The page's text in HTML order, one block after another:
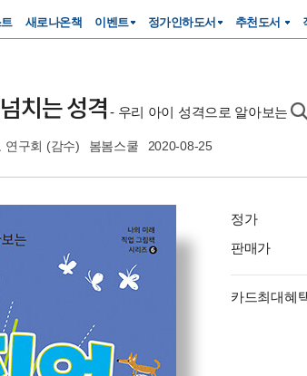
새로나온책 이벤트 정가인하도서 추천도서
치는 성격 - 우리 아이 성격으로 알아보는
연구회 (감수) 봄봄스쿨 2020-08-25
정가
판매가
카드최대혜